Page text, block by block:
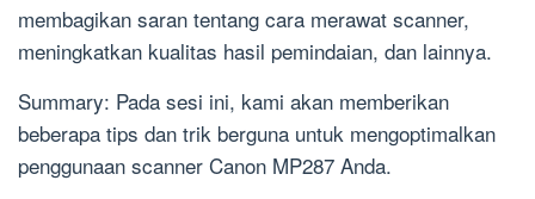
membagikan saran tentang cara merawat scanner,
meningkatkan kualitas hasil pemindaian, dan lainnya.
Summary: Pada sesi ini, kami akan memberikan
beberapa tips dan trik berguna untuk mengoptimalkan
penggunaan scanner Canon MP287 Anda.